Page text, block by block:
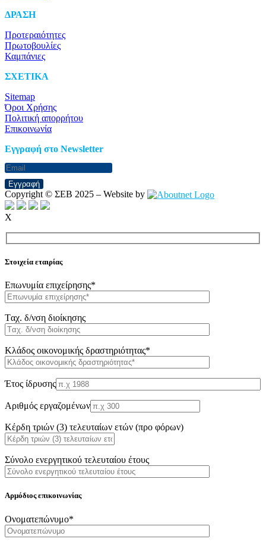
ΔΡΑΣΗ
Προτεραιότητες
Πρωτοβουλίες
Καμπάνιες
ΣΧΕΤΙΚΑ
Sitemap
Όροι Χρήσης
Πολιτική απορρήτου
Επικοινωνία
Eγγραφή στο Newsletter
Εγγραφή
Copyright © ΣΕΒ 2025 – Website by
X
Στοιχεία εταιρίας
Επωνυμία επιχείρησης*
Tαχ. δ/νση διοίκησης
Κλάδος οικονομικής δραστηριότητας*
Έτος ίδρυσης
Αριθμός εργαζομένων
Κέρδη τριών (3) τελευταίων ετών (προ φόρων)
Σύνολο ενεργητικού τελευταίου έτους
Αρμόδιος επικοινωνίας
Oνοματεπώνυμο*